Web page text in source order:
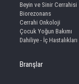
Beyin ve Sinir Cerrahisi
Biorezonans
Cerrahi Onkoloji
Çocuk Yoğun Bakımı
Dahiliye - İç Hastalıkları
Branşlar